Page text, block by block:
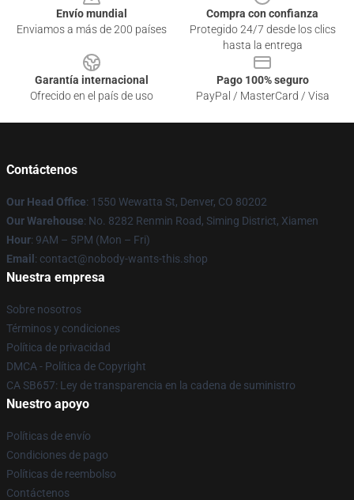
Envío mundial
Enviamos a más de 200 países
Compra con confianza
Protegido 24/7 desde los clics
hasta la entrega
Garantía internacional
Ofrecido en el país de uso
Pago 100% seguro
PayPal / MasterCard / Visa
Contáctenos
Our Head Office: 1550 Wewatta St, Denver, CO 80202
Our Warehouse: No. 8282 Renmin Road, Siming District, Xiamen
Hour: 9AM – 5PM (Mon – Fri)
Email : contact@nobody-wants-this.shop
Nuestra empresa
Sobre nosotros
Términos y condiciones
Política de privacidad
DMCA - Política de Copyright
CA SB657: Ley de transparencia en la cadena de suministro
Nuestro apoyo
Políticas de envío
Condiciones de pago
Políticas de reembolso
Contáctenos